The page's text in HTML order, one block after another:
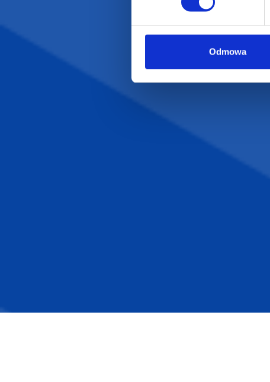
Odmowa
Gadżety ekologiczne
Kubki reklamowe
Katalogi online
Projekty graficzne
Blog